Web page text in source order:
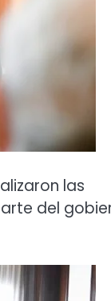
las
del